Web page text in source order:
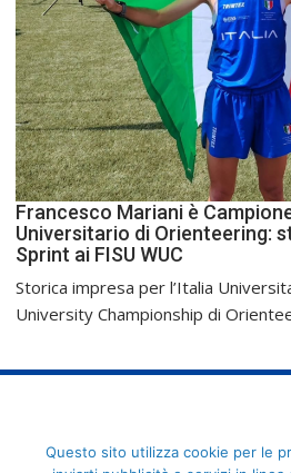
Francesco Mariani è
Universitario di Orienteering:
Sprint ai FISU WUC
Storica impresa per l’Italia
University Championship di
FederCUSI: Federazione Italiana
Questo sito utilizza cookie per le